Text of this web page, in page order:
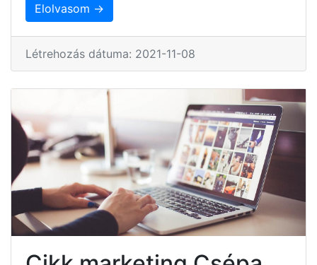
Elolvasom →
Létrehozás dátuma: 2021-11-08